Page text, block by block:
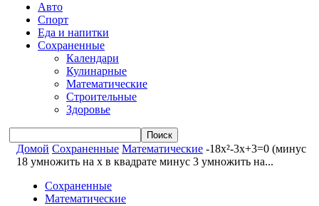
Авто
Спорт
Еда и напитки
Сохраненные
Календари
Кулинарные
Математические
Строительные
Здоровье
Домой Сохраненные Математические -18x²-3x+3=0 (минус
18 умножить на x в квадрате минус 3 умножить на...
Сохраненные
Математические